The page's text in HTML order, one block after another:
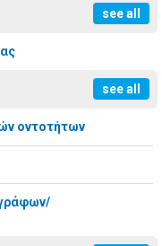
see all
see all
οντοτήτων